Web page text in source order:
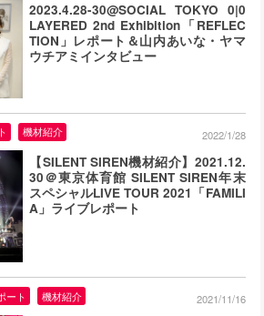
2023.4.28-30@SOCIAL TOKYO 0|0
LAYERED 2nd Exhibition「REFLEC
TION」レポート＆山内あいな・ヤマ
ウチアミインタビュー
【SILENT SIREN機材紹介】2021.12.
30＠東京体育館 SILENT SIREN年末
スペシャルLIVE TOUR 2021「FAMILI
A」ライブレポート
機材紹介 2022/1/28
ート 機材紹介 2021/11/16